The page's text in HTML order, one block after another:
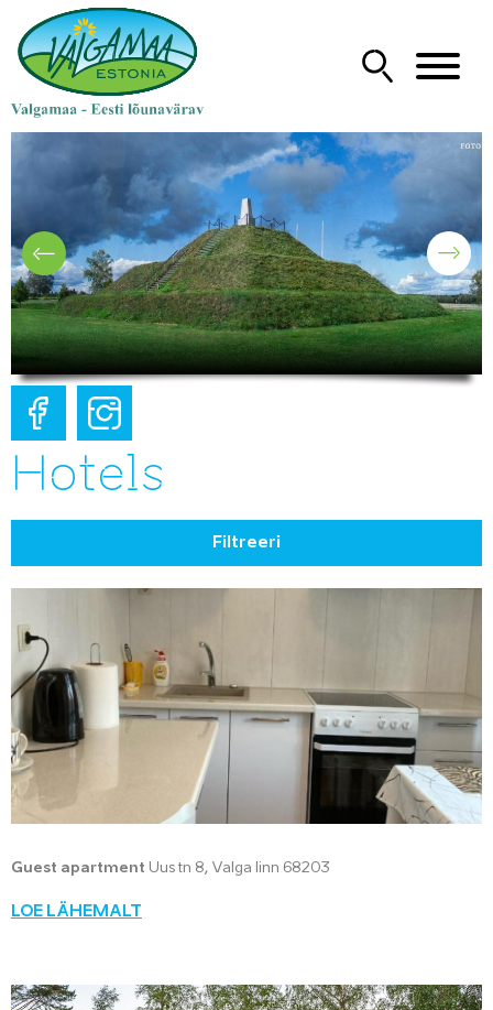
Hotels
Filtreeri
Guest apartment Uus tn 8, Valga linn 68203
LOE LÄHEMALT